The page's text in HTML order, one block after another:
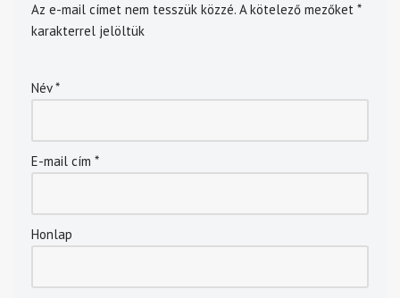
Az e-mail címet nem tesszük közzé. A kötelező mezőket *
karakterrel jelöltük
Név*
E-mail cím *
Honlap